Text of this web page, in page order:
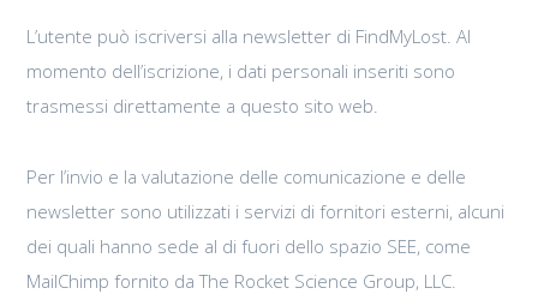
L’utente può iscriversi alla newsletter di FindMyLost. Al
momento dell’iscrizione, i dati personali inseriti sono
trasmessi direttamente a questo sito web.
Per l’invio e la valutazione delle comunicazione e delle
newsletter sono utilizzati i servizi di fornitori esterni, alcuni
dei quali hanno sede al di fuori dello spazio SEE, come
MailChimp fornito da The Rocket Science Group, LLC.